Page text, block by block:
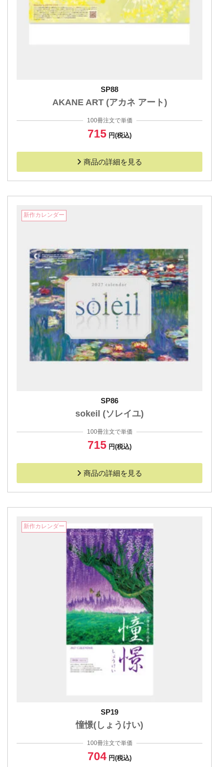
SP88
AKANE ART (アカネ アート)
100冊注文で単価
715 円(税込)
商品の詳細を見る
新作カレンダー
SP86
sokeil (ソレイユ)
100冊注文で単価
715 円(税込)
商品の詳細を見る
新作カレンダー
SP19
憧憬(しょうけい)
100冊注文で単価
704 円(税込)